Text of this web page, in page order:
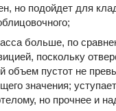
но подойдет для
больше, по
поскольку
объем пустот не
значения;
но прочнее и